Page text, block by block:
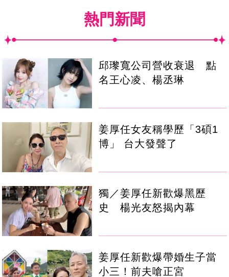
熱門新聞
邱瓈寬公司營收衰退 點
名王心凌、楊丞琳
姜厚任女友稱學歷「3碩1
博」 台大發聲了
獨／姜厚任新歡爆黑歷
史 楊光友怒揭內幕
姜厚任新歡爆帶婚生子當
小三！前夫嗆正宮